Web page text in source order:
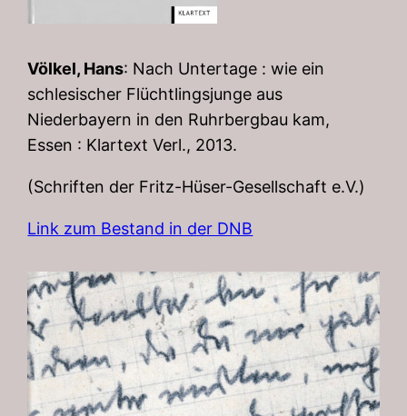
Völkel, Hans: Nach Untertage : wie ein
schlesischer Flüchtlingsjunge aus
Niederbayern in den Ruhrbergbau kam,
Essen : Klartext Verl., 2013.
(Schriften der Fritz-Hüser-Gesellschaft e.V.)
Link zum Bestand in der DNB